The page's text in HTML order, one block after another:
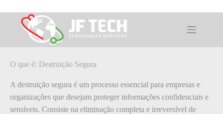
para
conteúdoO que é: Destruição Segura
O que é: Destruição Segura
A destruição segura é um processo essencial para empresas e
organizações que desejam proteger informações confidenciais e
sensíveis. Consiste na eliminação completa e irreversível de